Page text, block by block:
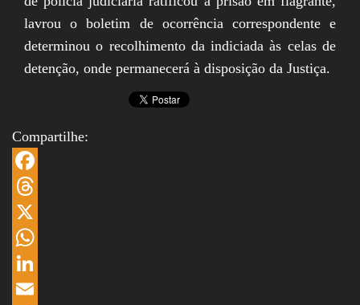
lavrou o boletim de ocorrência correspondente e
determinou o recolhimento da indiciada às celas de
detenção, onde permanecerá à disposição da Justiça.
Compartilhe:
Facebook
Threads
X
WhatsApp
LinkedIn